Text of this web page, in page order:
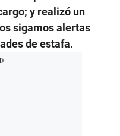
y realizó un
sigamos alertas
de estafa.